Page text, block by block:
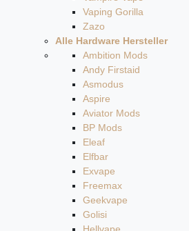
Vaping Gorilla
Zazo
Alle Hardware Hersteller
Ambition Mods
Andy Firstaid
Asmodus
Aspire
Aviator Mods
BP Mods
Eleaf
Elfbar
Exvape
Freemax
Geekvape
Golisi